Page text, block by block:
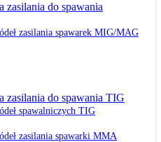
zasilania do spawania
zasilania spawarek MIG/MAG
zasilania do spawania TIG
spawalniczych TIG
zasilania spawarki MMA